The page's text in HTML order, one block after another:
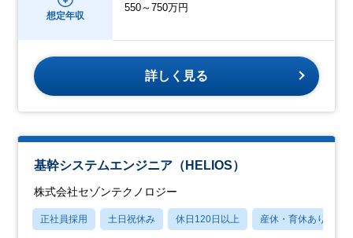
想定年収
550～750万円
詳しく見る
基幹システムエンジニア（HELIOS）
株式会社セゾンテクノロジー
正社員採用 土日祝休み 休日120日以上 産休・育休あり